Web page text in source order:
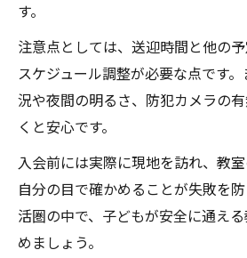
す。
注意点としては、送迎時間と他の
スケジュール調整が必要な点です
況や夜間の明るさ、防犯カメラの
くと安心です。
入会前には実際に現地を訪れ、教
自分の目で確かめることが失敗を
活圏の中で、子どもが安全に通え
めましょう。